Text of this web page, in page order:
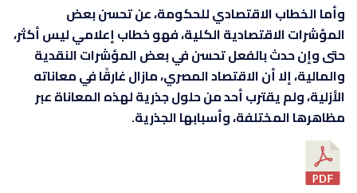
وأما الخطاب الاقتصادي للحكومة، عن تحسن بعض
المؤشرات الاقتصادية الكلية، فهو خطاب إعلامي ليس أكثر،
حتى وإن حدث بالفعل تحسن في بعض المؤشرات النقدية
والمالية، إلا أن الاقتصاد المصري، مازال غارقًا في معاناته
الأزلية، ولم يقترب أحد من حلول جذرية لهذه المعاناة عبر
مظاهرها المختلفة، وأسبابها الجذرية.